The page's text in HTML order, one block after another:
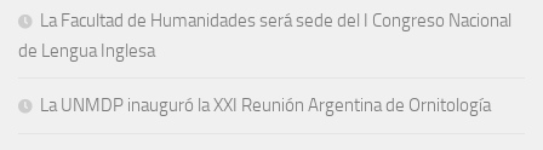
La Facultad de Humanidades será sede del I Congreso Nacional
de Lengua Inglesa
La UNMDP inauguró la XXI Reunión Argentina de Ornitología